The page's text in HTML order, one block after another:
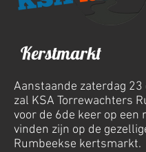
Kerstmarkt
Aanstaande zaterdag
zal KSA Torrewachters
voor de 6de keer op een
vinden zijn op de
Rumbeekse kertsmarkt.